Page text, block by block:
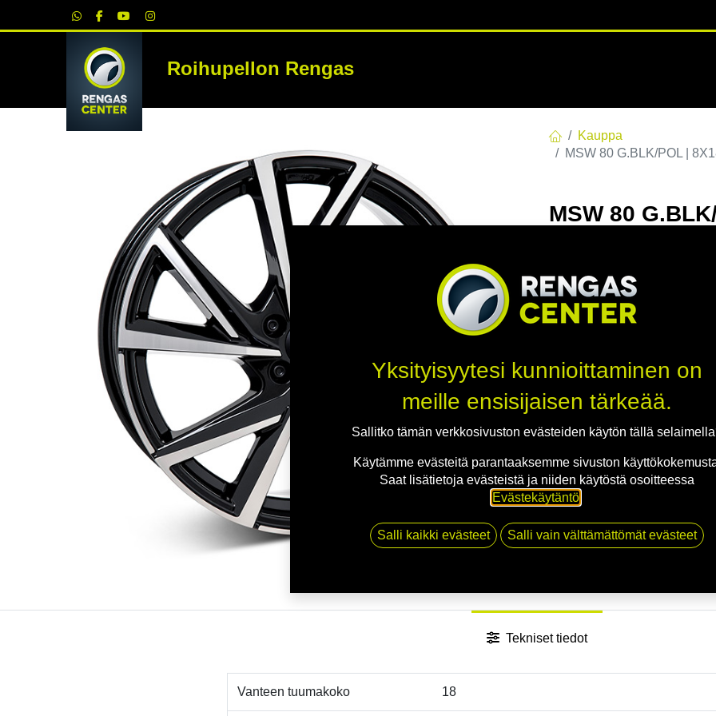
Roihupellon RengasRENKAAT
Kauppa
MSW 80 G.BLK/POL |
MSW 80
EAN: 8027529179897
Tällä tuotteella ei ole
Jaa
Tekniset tiedot
Vanteen tuumakoko 18
Yksityisyytesi kunnioittaminen on
meille ensisijaisen tärkeää.
Sallitko tämän verkkosivuston evästeiden käytön tällä
Käytämme evästeitä parantaaksemme sivuston
Saat lisätietoja evästeistä ja niiden käytöstä osoitteessa
Evästekäytäntö.
Salli kaikki evästeet Salli vain välttämättömät evästeet